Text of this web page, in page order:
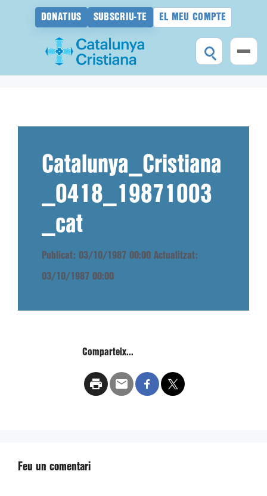
DONATIUS SUBSCRIU-TE EL MEU COMPTE
Catalunya_Cristiana
_0418_19871003
_cat
Publicat: 03/10/1987 00:00 Actualitzat:
03/10/1987 00:00
Comparteix...
Feu un comentari